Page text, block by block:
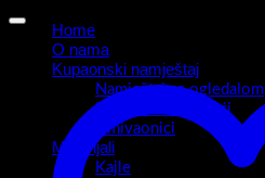
Home
O nama
Kupaonski namještaj
Namještaj sa ogledalom
Kupaonski ormarići
Umivaonici
Materijali
Kajle